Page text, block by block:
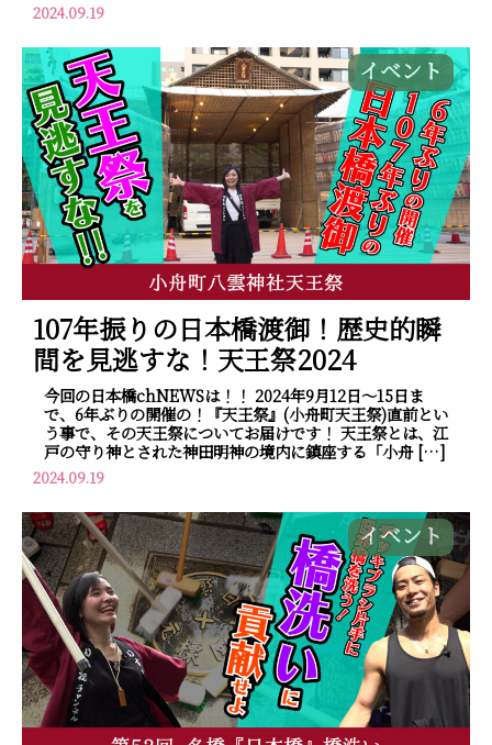
2024.09.19
イベント
107年振りの日本橋渡御！歴史的瞬
間を見逃すな！天王祭2024
今回の日本橋chNEWSは！！ 2024年9月12日～15日ま
で、6年ぶりの開催の！『天王祭』(小舟町天王祭)直前とい
う事で、その天王祭についてお届けです！ 天王祭とは、江
戸の守り神とされた神田明神の境内に鎮座する「小舟 […]
2024.09.19
イベント